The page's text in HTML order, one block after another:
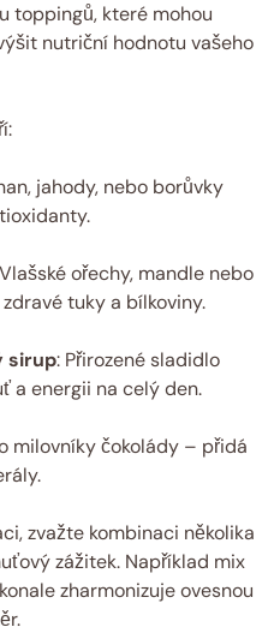
toppingů, které mohou
nutriční hodnotu vašeho
jahody, nebo borůvky
ořechy, mandle nebo
tuky a bílkoviny.
sirup: Přirozené sladidlo
a energii na celý den.
milovníky čokolády – přidá
zvažte kombinaci několika
zážitek. Například mix
zharmonizuje ovesnou